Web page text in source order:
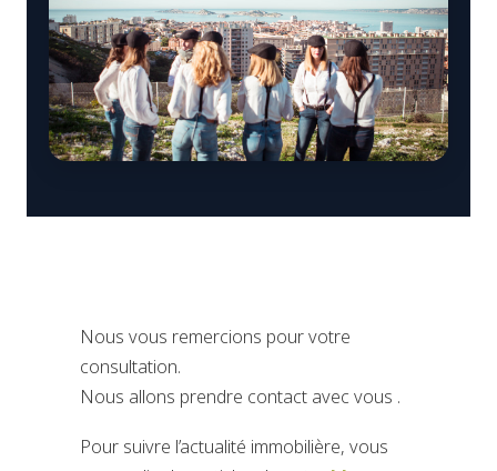
Nous vous remercions pour votre
consultation.
Nous allons prendre contact avec vous .
Pour suivre l’actualité immobilière, vous